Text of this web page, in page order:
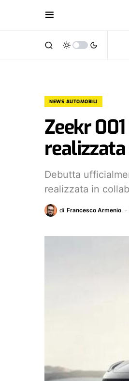
NEWS AUTOMOBILI
Zeekr
Debutta
realizzata in
di Francesco Armenio